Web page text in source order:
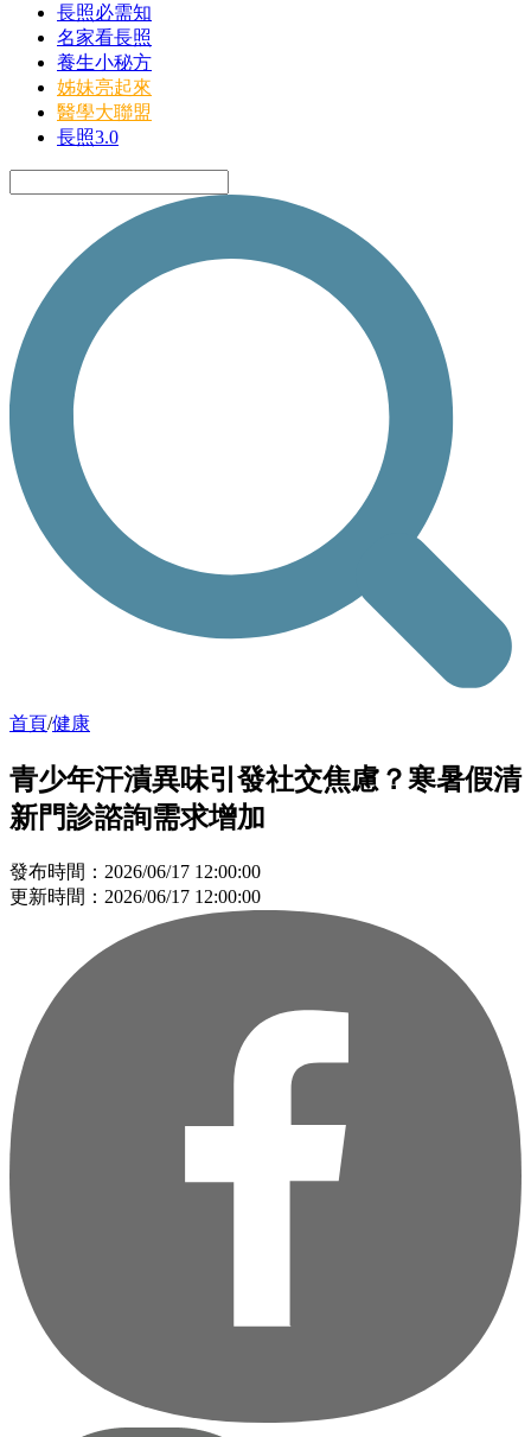
長照必需知
名家看長照
養生小秘方
姊妹亮起來
醫學大聯盟
長照3.0
首頁/健康
青少年汗漬異味引發社交焦慮？寒暑假清
新門診諮詢需求增加
發布時間：2026/06/17 12:00:00
更新時間：2026/06/17 12:00:00